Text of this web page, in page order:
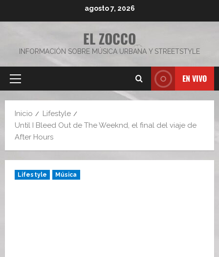
agosto 7, 2026
EL ZOCCO
INFORMACIÓN SOBRE MÚSICA URBANA Y STREETSTYLE
Menú
EN VIVO
Inicio
Lifestyle
Until I Bleed Out de The Weeknd, el final del viaje de
After Hours
Lifestyle Música